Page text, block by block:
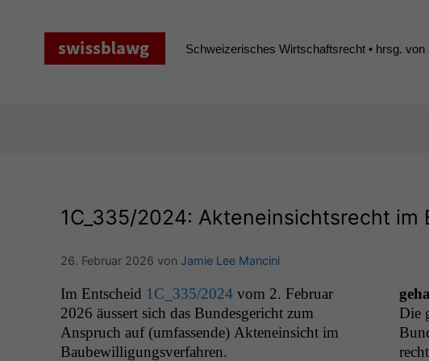
Schweizerisches Wirtschaftsrecht • hrsg. von
1C_335/2024: Akteneinsichtsrecht im
26. Februar 2026 von Jamie Lee Mancini
Im Entscheid 1C_335/2024 vom 2. Feb­ru­ar
2026 äussert sich das Bun­des­gericht zum
Anspruch auf (umfassende) Aktenein­sicht im
Baubewilligungsverfahren.
Die